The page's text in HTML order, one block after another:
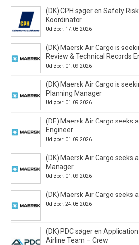
(DK) CPH søger en Safety
Koordinator
Udløber: 17.08.2026
(DK) Maersk Air Cargo is
Review & Technical Records
Udløber: 01.09.2026
(DK) Maersk Air Cargo is
Planning Manager
Udløber: 01.09.2026
(DE) Maersk Air Cargo seeks
Engineer
Udløber: 01.09.2026
(DK) Maersk Air Cargo seeks
Manager
Udløber: 01.09.2026
(DK) Maersk Air Cargo seeks
Udløber: 24.08.2026
(DK) PDC søger en
Airline Team – Crew